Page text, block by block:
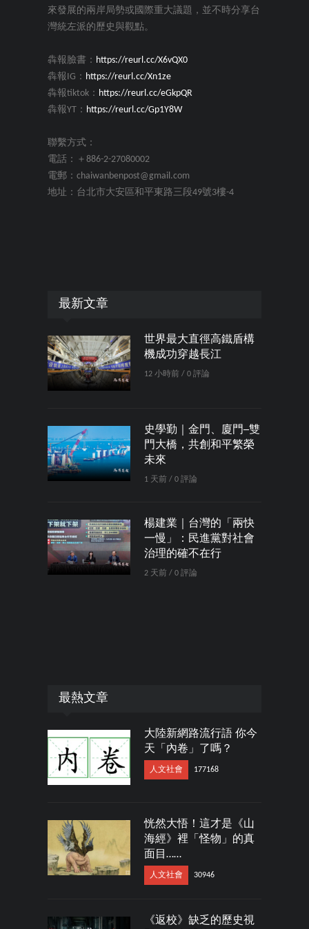
來發展的兩岸局勢或國際重大議題，並不時分享台
灣統左派的歷史與觀點。
犇報臉書： https://reurl.cc/X6vQX0
犇報IG： https://reurl.cc/Xn1ze
犇報tiktok： https://reurl.cc/eGkpQR
犇報YT： https://reurl.cc/Gp1Y8W
聯繫方式：
電話：＋886-2-27080002
電郵：chaiwanbenpost@gmail.com
地址：台北市大安區和平東路三段49號3樓-4
最新文章
世界最大直徑高鐵盾構
機成功穿越長江
12 小時前 / 0 評論
史學勤｜金門、廈門─雙
門大橋，共創和平繁榮
未來
1 天前 / 0 評論
楊建業｜台灣的「兩快
一慢」：民進黨對社會
治理的確不在行
2 天前 / 0 評論
最熱文章
大陸新網路流行語 你今
天「內卷」了嗎？
人文社會 177168
恍然大悟！這才是《山
海經》裡「怪物」的真
面目……
人文社會 30946
《返校》缺乏的歷史視